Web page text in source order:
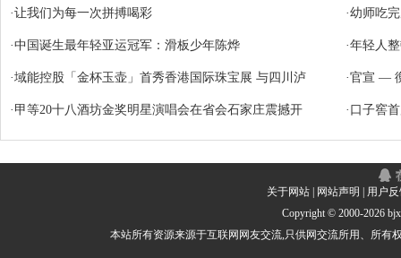
·让我们为每一次拼搏喝彩 ·幼师吃
·中国诞生最年轻亚运冠军：滑板少年陈烨 ·年轻人
·域能控股「金杯玉壶」首秀香港国际珠宝展 与四川泸 ·官宣 —
· 甲等20十八酒坊金奖明星演唱会在省会石家庄震撼开 · 口子窖
关于网站 网站声明
用户
Copyright © 2000-2026
本站所有资源来源于互联网网友交流,只供网交流所用、所有